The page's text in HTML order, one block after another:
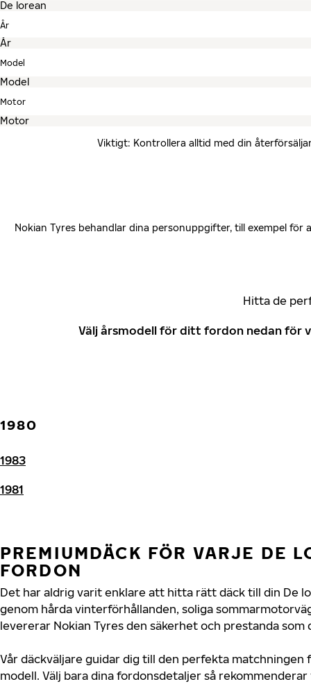
År
Model
Motor
Viktigt: Kontrollera alltid med din
Nokian Tyres behandlar dina personuppgifter, till exempel
Hitta de
Välj årsmodell för ditt fordon nedan för
1980
1983
1981
PREMIUMDÄCK FÖR VARJE DE
FORDON
Det har aldrig varit enklare att hitta rätt däck till din De
genom hårda vinterförhållanden, soliga
levererar Nokian Tyres den säkerhet och prestanda som
Vår däckväljare guidar dig till den perfekta matchningen
modell. Välj bara dina fordonsdetaljer så